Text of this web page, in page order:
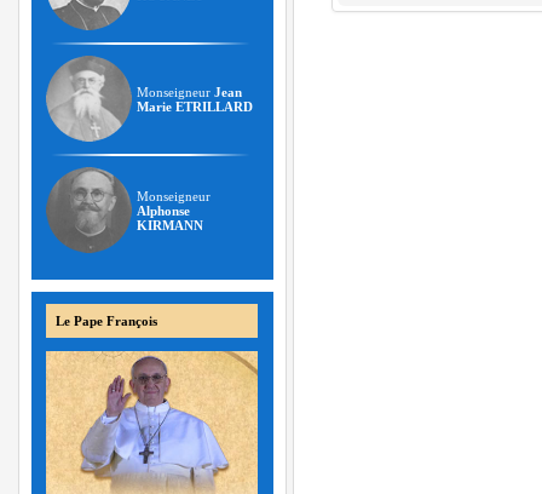
Monseigneur Jean
Marie ETRILLARD
Monseigneur
Alphonse
KIRMANN
Le Pape François